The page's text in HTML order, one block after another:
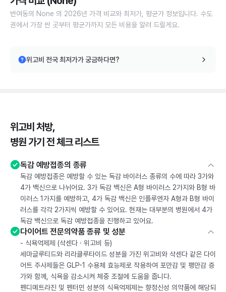
반여동의 None 의 2026년 가격 비교와 최저가, 평균가 정보입니다. 수도
권에서 가장 싼 곳부터 평균가까지 모든 비용을 알려 드릴게요.
위고비 전국 최저가가 궁금하다면?
위고비 처방,
병원 가기 전 체크 리스트
독감 예방접종의 종류
독감 예방접종은 예방할 수 있는 독감 바이러스 종류의 수에 따라 3가와
4가 백신으로 나뉘어요. 3가 독감 백신은 A형 바이러스 2가지와 B형 바
이러스 1가지를 예방하고, 4가 독감 백신은 인플루엔자 A형과 B형 바이
러스를 각각 2가지씩 예방할 수 있어요. 현재는 대부분의 병원에서 4가
독감 백신으로 독감 예방접종을 진행하고 있어요.
다이어트 전문의약품 종류 및 성분
- 식욕억제제 (삭센다 · 위고비 등)
세마글루티드와 리라클루타이드 성분을 가진 위고비와 삭센다 같은 다이
어트 주사제들은 GLP-1 수용체 효능제로 작용하여 포만감 및 팽만감 증
가와 함께, 식욕을 감소시켜 체중 조절에 도움을 줍니다.
펜디메트라진 및 펜터민 성분의 식욕억제제는 향정신성 의약품에 해당되